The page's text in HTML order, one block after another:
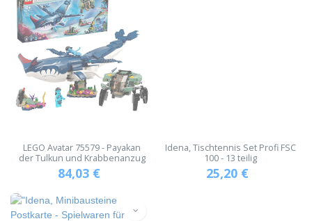
LEGO Avatar 75579 - Payakan
der Tulkun und Krabbenanzug
84,03 €
Idena, Tischtennis Set Profi FSC
100 - 13 teilig
25,20 €